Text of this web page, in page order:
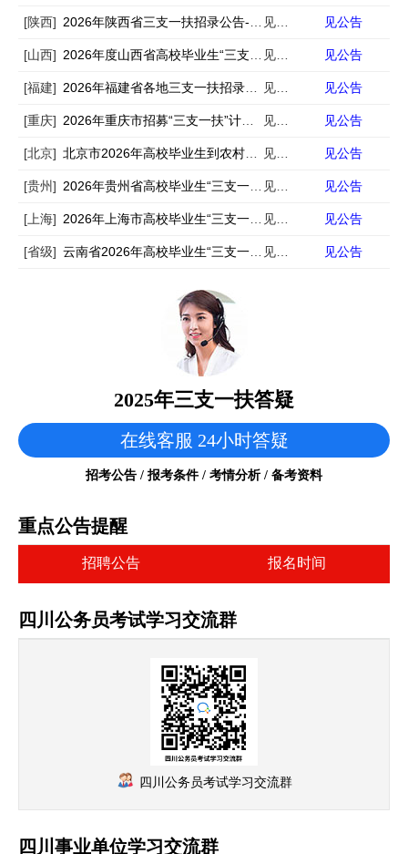
[陕西] 见公告
[山西] 见公告
[福建] 2026年福建省各地三支一扶招录公告汇总 见公告
[重庆] 2026年重庆市招募“三支一扶”计划人员757名公告 见公告
[北京] 北京市2026年高校毕业生到农村从事支农工作招聘公告 见公告
[贵州] 2026年贵州省高校毕业生“三支一扶” 计划招募公告 见公告
[上海] 2026年上海市高校毕业生“三支一扶”计划招募公告 见公告
[省级] 云南省2026年高校毕业生“三支一扶” 计划招募公告 见公告
2025年三支一扶答疑
在线客服 24小时答疑
招考公告 / 报考条件 / 考情分析 / 备考资料
重点公告提醒
招聘公告 报名时间
四川公务员考试学习交流群
四川公务员考试学习交流群
四川事业单位学习交流群